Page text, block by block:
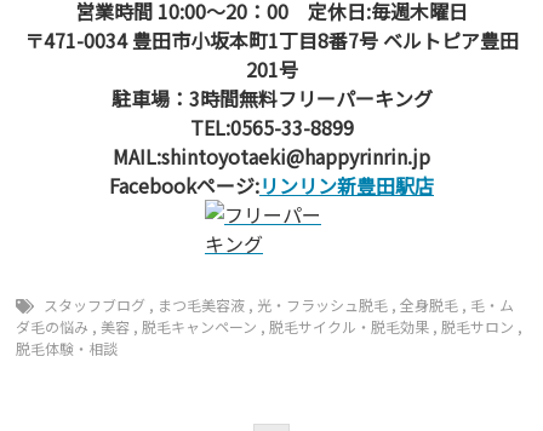
営業時間 10:00～20：00 定休日:毎週木曜日
〒471-0034 豊田市小坂本町1丁目8番7号 ベルトピア豊田
201号
駐車場：3時間無料フリーパーキング
TEL:0565-33-8899
MAIL:shintoyotaeki@happyrinrin.jp
Facebookページ:リンリン新豊田駅店
スタッフブログ , まつ毛美容液 , 光・フラッシュ脱毛 ,全身脱毛 , 毛・ム
ダ毛の悩み ,美容 ,脱毛キャンペーン ,脱毛サイクル・脱毛効果 ,脱毛サロン ,
脱毛体験・相談